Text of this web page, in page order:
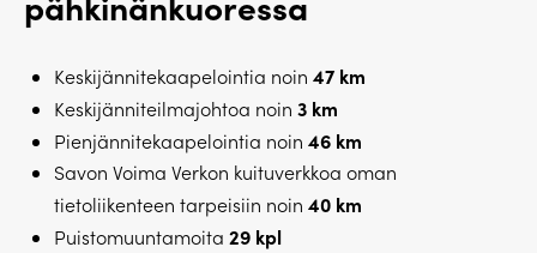
Keskijännitekaapelointia noin 47 km
Keskijänniteilmajohtoa noin 3 km
Pienjännitekaapelointia noin 46 km
Savon Voima Verkon kuituverkkoa oman
tietoliikenteen tarpeisiin noin 40 km
Puistomuuntamoita 29 kpl